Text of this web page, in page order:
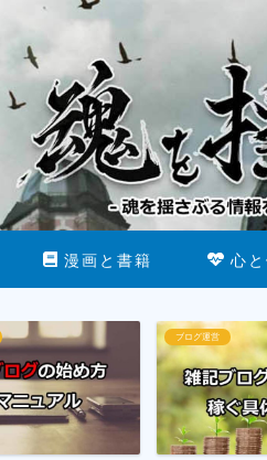
漫画と書籍 心と
お金・収入